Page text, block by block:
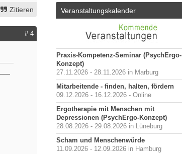
Zitieren
# 4
Veranstaltungskalender
Praxis-Kompetenz-Seminar (PsychErgo-
Konzept)
27.11.2026 - 28.11.2026 in Marburg
Mitarbeitende - finden, halten, fördern
09.12.2026 - 16.12.2026 - Online
Ergotherapie mit Menschen mit
Depressionen (PsychErgo-Konzept)
28.08.2026 - 29.08.2026 in Lüneburg
Scham und Menschenwürde
11.09.2026 - 12.09.2026 in Hamburg